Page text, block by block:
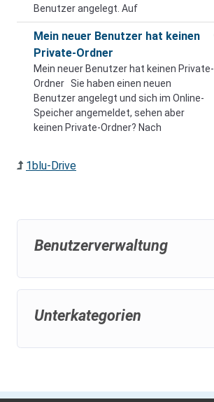
Benutzer angelegt. Auf
Mein neuer Benutzer hat keinen
Private-Ordner
Mein neuer Benutzer hat keinen Private-
Ordner Sie haben einen neuen
Benutzer angelegt und sich im Online-
Speicher angemeldet, sehen aber
keinen Private-Ordner? Nach
1blu-Drive
Benutzerverwaltung
Unterkategorien